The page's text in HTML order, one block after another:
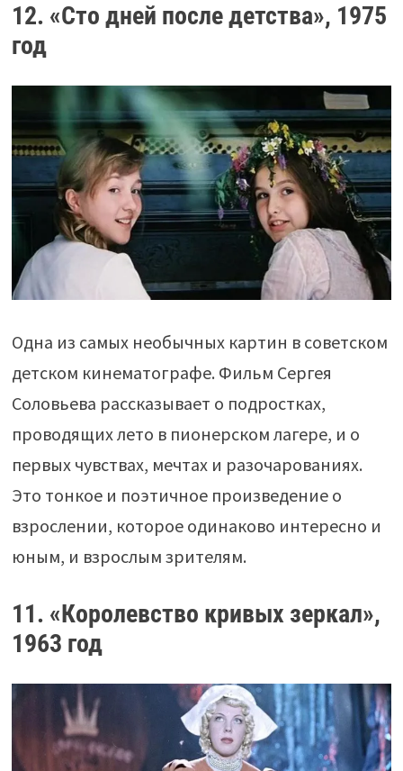
12. «Сто дней после детства», 1975
год
Одна из самых необычных картин в советском
детском кинематографе. Фильм Сергея
Соловьева рассказывает о подростках,
проводящих лето в пионерском лагере, и о
первых чувствах, мечтах и разочарованиях.
Это тонкое и поэтичное произведение о
взрослении, которое одинаково интересно и
юным, и взрослым зрителям.
11. «Королевство кривых зеркал»,
1963 год